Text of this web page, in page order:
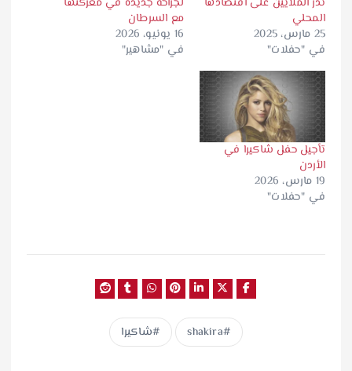
المحلي
25 مارس، 2025
في "حفلات"
مع السرطان
16 يونيو، 2026
في "مشاهير"
تأجيل حفل شاكيرا في
الأردن
19 مارس، 2026
في "حفلات"
shakira شاكيرا